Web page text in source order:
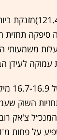
תחזית
משמעותי
עמוקה לעידן
צ'אק